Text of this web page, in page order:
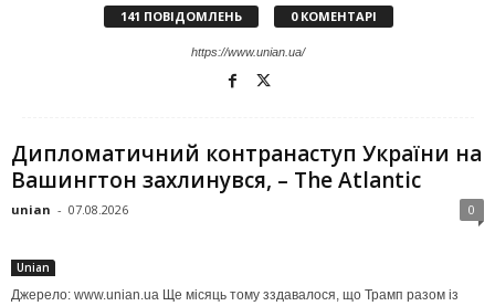
141 ПОВІДОМЛЕНЬ 0 КОМЕНТАРІ
https://www.unian.ua/
Дипломатичний контранаступ України на
Вашингтон захлинувся, – The Atlantic
unian - 07.08.2026 0
Unian
Джерело: www.unian.ua Ще місяць тому зздавалося, що Трамп разом із